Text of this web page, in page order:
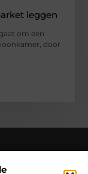
leggen
om een
door